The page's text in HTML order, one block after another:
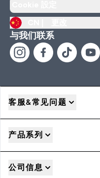
与我们联系
客服&常见问题
产品系列
公司信息